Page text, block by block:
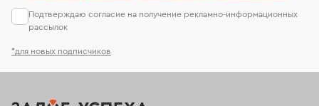
*для новых подписчиков
Подтверждаю согласие на получение рекламно-информационных
рассылок